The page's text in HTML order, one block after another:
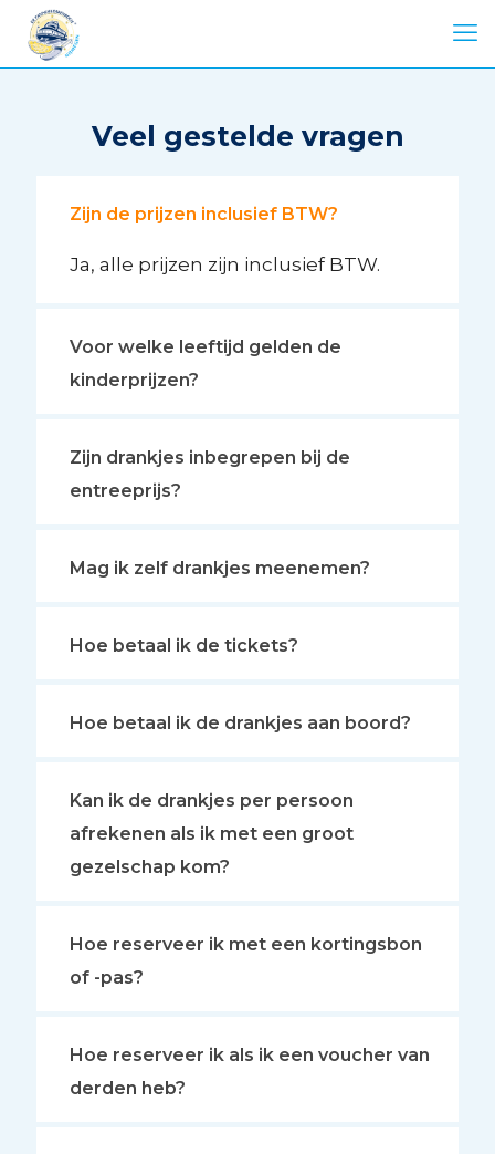
Veel gestelde vragen
Zijn de prijzen inclusief BTW?
Ja, alle prijzen zijn inclusief BTW.
Voor welke leeftijd gelden de
kinderprijzen?
Zijn drankjes inbegrepen bij de
entreeprijs?
Mag ik zelf drankjes meenemen?
Hoe betaal ik de tickets?
Hoe betaal ik de drankjes aan boord?
Kan ik de drankjes per persoon
afrekenen als ik met een groot
gezelschap kom?
Hoe reserveer ik met een kortingsbon
of -pas?
Hoe reserveer ik als ik een voucher van
derden heb?